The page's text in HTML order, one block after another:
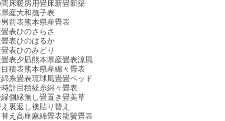
床暖房用畳床新畳新築
産大和撫子表
前表熊本県産畳表
表ひのさらさ
表ひのはるか
表ひのみどり
表夕凪熊本県産畳表涼風
積表熊本県産綿々畳表
糸畳表琉球風畳畳ベッド
計目積経糸綿々畳表
縁側縁無し畳置き畳美草
裏返し襖貼り替え
え 高座麻綿畳表龍鬢畳表